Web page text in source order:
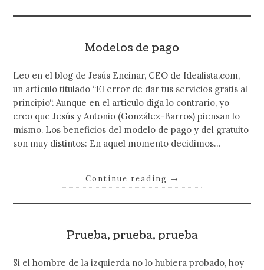
Modelos de pago
Leo en el blog de Jesús Encinar, CEO de Idealista.com,
un artículo titulado “El error de dar tus servicios gratis al
principio“. Aunque en el artículo diga lo contrario, yo
creo que Jesús y Antonio (González-Barros) piensan lo
mismo. Los beneficios del modelo de pago y del gratuito
son muy distintos: En aquel momento decidimos…
Continue reading →
Prueba, prueba, prueba
Si el hombre de la izquierda no lo hubiera probado, hoy